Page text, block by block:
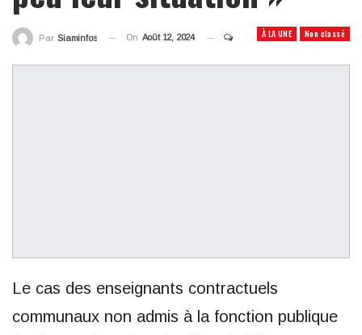
À LA UNE Non classé
Par Siaminfos On Août 12, 2024
Le cas des enseignants contractuels
communaux non admis à la fonction publique